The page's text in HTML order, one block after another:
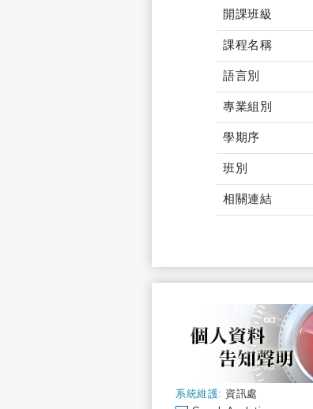
開課班級
課程名稱
語言別
專業組別
學期序
班別
相關連結
系統維護: 資訊處